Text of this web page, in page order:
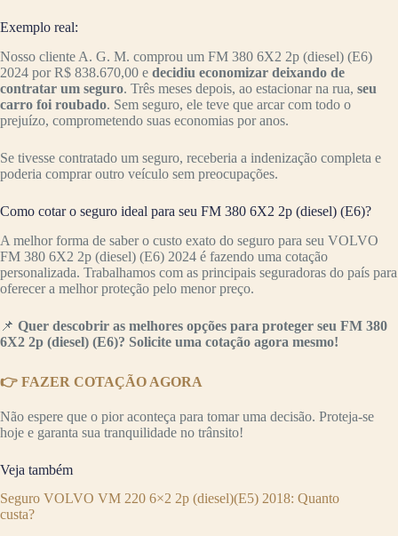
Exemplo real:
Nosso cliente A. G. M. comprou um FM 380 6X2 2p (diesel) (E6)
2024 por R$ 838.670,00 e decidiu economizar deixando de
contratar um seguro. Três meses depois, ao estacionar na rua, seu
carro foi roubado. Sem seguro, ele teve que arcar com todo o
prejuízo, comprometendo suas economias por anos.
Se tivesse contratado um seguro, receberia a indenização completa e
poderia comprar outro veículo sem preocupações.
Como cotar o seguro ideal para seu FM 380 6X2 2p (diesel) (E6)?
A melhor forma de saber o custo exato do seguro para seu VOLVO
FM 380 6X2 2p (diesel) (E6) 2024 é fazendo uma cotação
personalizada. Trabalhamos com as principais seguradoras do país para
oferecer a melhor proteção pelo menor preço.
📌 Quer descobrir as melhores opções para proteger seu FM 380
6X2 2p (diesel) (E6)? Solicite uma cotação agora mesmo!
👉 FAZER COTAÇÃO AGORA
Não espere que o pior aconteça para tomar uma decisão. Proteja-se
hoje e garanta sua tranquilidade no trânsito!
Veja também
Seguro VOLVO VM 220 6×2 2p (diesel)(E5) 2018: Quanto
custa?